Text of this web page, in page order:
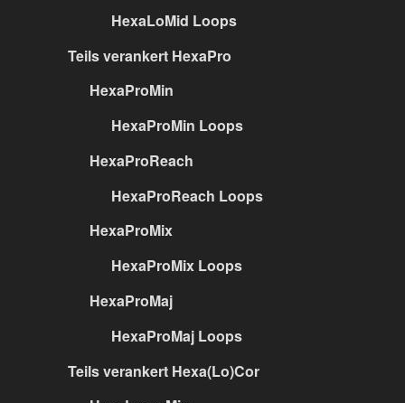
HexaLoMid Loops
Teils verankert HexaPro
HexaProMin
HexaProMin Loops
HexaProReach
HexaProReach Loops
HexaProMix
HexaProMix Loops
HexaProMaj
HexaProMaj Loops
Teils verankert Hexa(Lo)Cor